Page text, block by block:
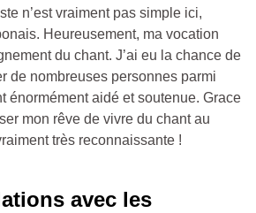
n’est vraiment pas simple ici,
Heureusement, ma vocation
du chant. J’ai eu la chance de
de nombreuses personnes parmi
énormément aidé et soutenue. Grace
mon rêve de vivre du chant au
très reconnaissante !
avec les